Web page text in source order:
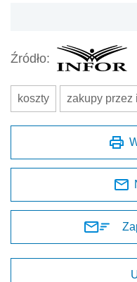
Źródło:
koszty zakupy przez